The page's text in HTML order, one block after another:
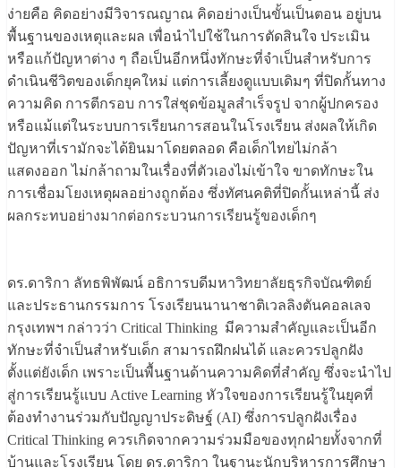
ง่ายคือ คิดอย่างมีวิจารณญาณ คิดอย่างเป็นขั้นเป็นตอน อยู่บน
พื้นฐานของเหตุและผล เพื่อนำไปใช้ในการตัดสินใจ ประเมิน
หรือแก้ปัญหาต่าง ๆ ถือเป็นอีกหนึ่งทักษะที่จำเป็นสำหรับการ
ดำเนินชีวิตของเด็กยุคใหม่ แต่การเลี้ยงดูแบบเดิมๆ ที่ปิดกั้นทาง
ความคิด การตีกรอบ การใส่ชุดข้อมูลสำเร็จรูป จากผู้ปกครอง
หรือแม้แต่ในระบบการเรียนการสอนในโรงเรียน ส่งผลให้เกิด
ปัญหาที่เรามักจะได้ยินมาโดยตลอด คือเด็กไทยไม่กล้า
แสดงออก ไม่กล้าถามในเรื่องที่ตัวเองไม่เข้าใจ ขาดทักษะใน
การเชื่อมโยงเหตุผลอย่างถูกต้อง ซึ่งทัศนคติที่ปิดกั้นเหล่านี้ ส่ง
ผลกระทบอย่างมากต่อกระบวนการเรียนรู้ของเด็กๆ
ดร.ดาริกา ลัทธพิพัฒน์ อธิการบดีมหาวิทยาลัยธุรกิจบัณฑิตย์
และประธานกรรมการ โรงเรียนนานาชาติเวลลิงตันคอลเลจ
กรุงเทพฯ กล่าวว่า Critical Thinking มีความสำคัญและเป็นอีก
ทักษะที่จำเป็นสำหรับเด็ก สามารถฝึกฝนได้ และควรปลูกฝัง
ตั้งแต่ยังเด็ก เพราะเป็นพื้นฐานด้านความคิดที่สำคัญ ซึ่งจะนำไป
สู่การเรียนรู้แบบ Active Learning หัวใจของการเรียนรู้ในยุคที่
ต้องทำงานร่วมกับปัญญาประดิษฐ์ (AI) ซึ่งการปลูกฝังเรื่อง
Critical Thinking ควรเกิดจากความร่วมมือของทุกฝ่ายทั้งจากที่
บ้านและโรงเรียน โดย ดร.ดาริกา ในฐานะนักบริหารการศึกษา